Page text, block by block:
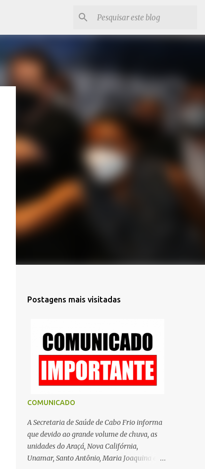
Postagens mais visitadas
COMUNICADO
A Secretaria de Saúde de Cabo Frio informa
que devido ao grande volume de chuva, as
unidades do Araçá, Nova Califórnia,
Unamar, Santo Antônio, Maria Joaquina e